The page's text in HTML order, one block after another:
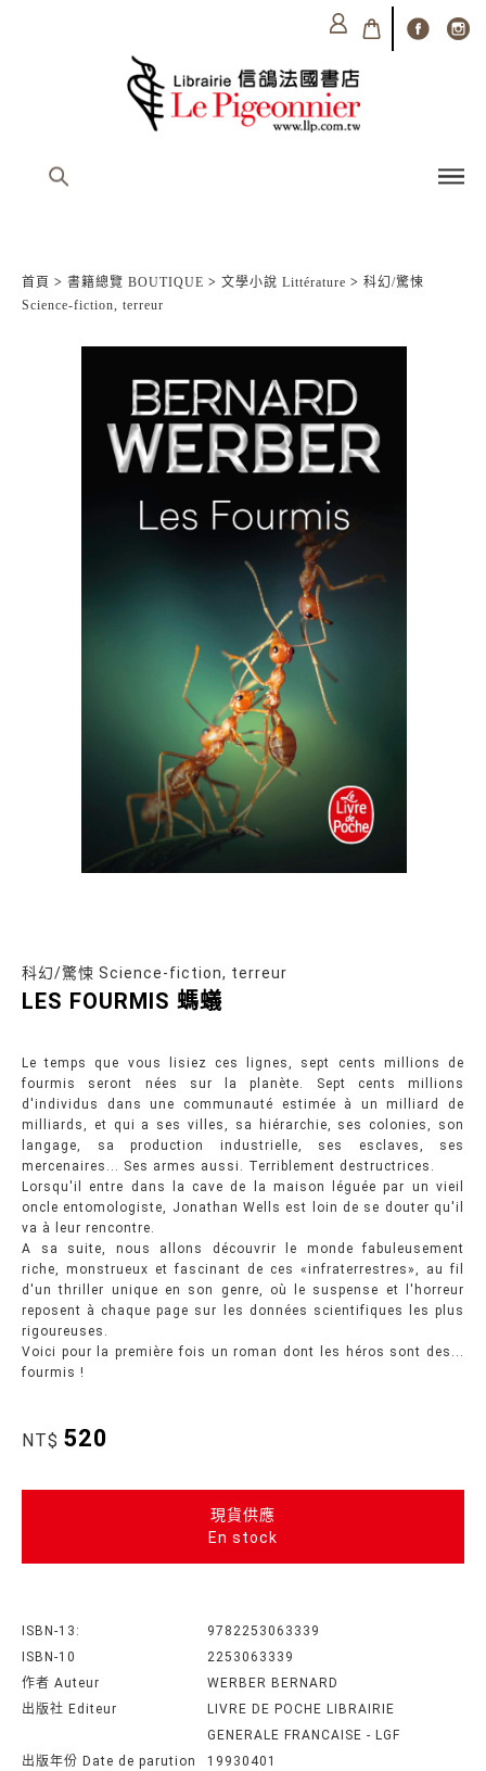
首頁 > 書籍總覽 BOUTIQUE > 文學小說 Littérature > 科幻/驚悚
Science-fiction, terreur
科幻/驚悚 Science-fiction, terreur
LES FOURMIS 螞蟻
Le temps que vous lisiez ces lignes, sept cents millions de
fourmis seront nées sur la planète. Sept cents millions
d'individus dans une communauté estimée à un milliard de
milliards, et qui a ses villes, sa hiérarchie, ses colonies, son
langage, sa production industrielle, ses esclaves, ses
mercenaires... Ses armes aussi. Terriblement destructrices.
Lorsqu'il entre dans la cave de la maison léguée par un vieil
oncle entomologiste, Jonathan Wells est loin de se douter qu'il
va à leur rencontre.
A sa suite, nous allons découvrir le monde fabuleusement
riche, monstrueux et fascinant de ces «infraterrestres», au fil
d'un thriller unique en son genre, où le suspense et l'horreur
reposent à chaque page sur les données scientifiques les plus
rigoureuses.
Voici pour la première fois un roman dont les héros sont des...
fourmis !
NT$ 520
現貨供應
En stock
ISBN-13:
9782253063339
ISBN-10
2253063339
作者 Auteur
WERBER BERNARD
出版社 Editeur
LIVRE DE POCHE LIBRAIRIE
GENERALE FRANCAISE - LGF
出版年份 Date de parution
19930401